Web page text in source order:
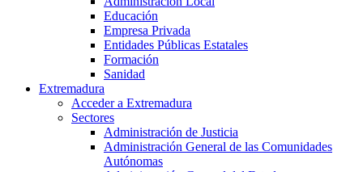
Educación
Empresa Privada
Entidades Públicas Estatales
Formación
Sanidad
Extremadura
Acceder a Extremadura
Sectores
Administración de Justicia
Administración General de las Comunidades
Autónomas